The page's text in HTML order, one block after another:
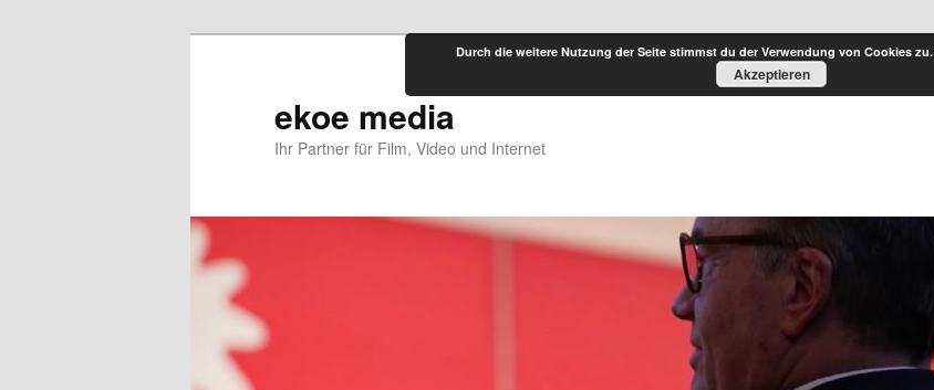
ekoe media
Ihr Partner für Film, Video und Internet
Durch die weitere Nutzung der Seite stimmst du der Verwendung von Cookies zu.
Akzeptieren